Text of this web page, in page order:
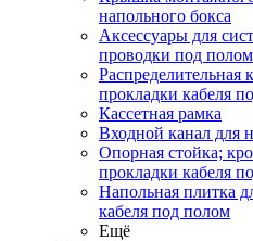
напольного бокса
Аксессуары для
проводки под полом
Распределительная
прокладки кабеля
Кассетная рамка
Входной канал для
Опорная стойка;
прокладки кабеля
Напольная плитка
кабеля под полом
Ещё